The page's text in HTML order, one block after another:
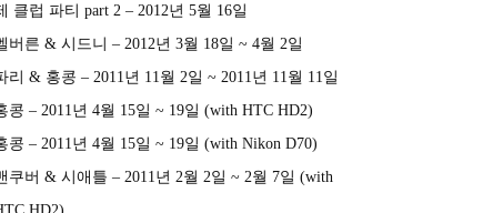
클럽 파티 part 2 – 2012년 5월 16일
버른 & 시드니 – 2012년 3월 18일 ~ 4월 2일
리 & 홍콩 – 2011년 11월 2일 ~ 2011년 11월 11일
콩 – 2011년 4월 15일 ~ 19일 (with HTC HD2)
콩 – 2011년 4월 15일 ~ 19일 (with Nikon D70)
쿠버 & 시애틀 – 2011년 2월 2일 ~ 2월 7일 (with